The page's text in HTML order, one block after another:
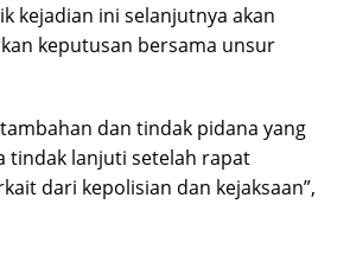
kejadian ini selanjutnya akan
keputusan bersama unsur
dan tindak pidana yang
tindak lanjuti setelah rapat
dari kepolisian dan kejaksaan”,